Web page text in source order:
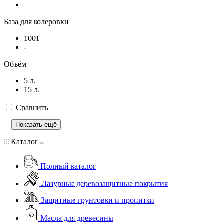
База для колеровки
1001
-
Объём
5 л.
15 л.
Сравнить
Показать ещё
Каталог
Полный каталог
Лазурные деревозащитные покрытия
Защитные грунтовки и пропитки
Масла для древесины